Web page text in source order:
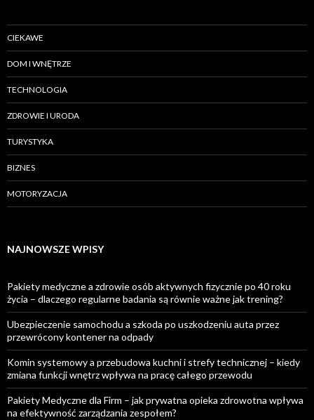
CIEKAWE
DOM I WNĘTRZE
TECHNOLOGIA
ZDROWIE I URODA
TURYSTYKA
BIZNES
MOTORYZACJA
NAJNOWSZE WPISY
Pakiety medyczne a zdrowie osób aktywnych fizycznie po 40 roku
życia – dlaczego regularne badania są równie ważne jak trening?
Ubezpieczenie samochodu a szkoda po uszkodzeniu auta przez
przewrócony kontener na odpady
Komin systemowy a przebudowa kuchni i strefy technicznej – kiedy
zmiana funkcji wnętrz wpływa na pracę całego przewodu
Pakiety Medyczne dla Firm – jak prywatna opieka zdrowotna wpływa
na efektywność zarządzania zespołem?